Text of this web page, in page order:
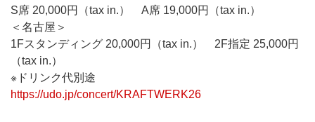
S席 20,000円（tax in.） A席 19,000円（tax in.）
＜名古屋＞
1Fスタンディング 20,000円（tax in.） 2F指定 25,000円
（tax in.）
※ドリンク代別途
https://udo.jp/concert/KRAFTWERK26